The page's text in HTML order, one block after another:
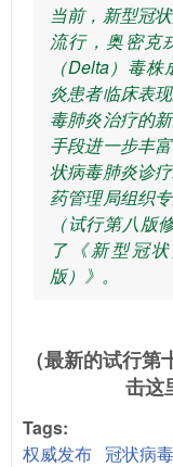
当前，新型冠
流行，奥密克
（Delta）毒
炎患者临床表
毒肺炎治疗的
手段进一步丰
状病毒肺炎诊
药管理局组织
（试行第八
了《新型冠
版）》。
（最新的试行
击这
Tags:
权威发布 冠状病毒